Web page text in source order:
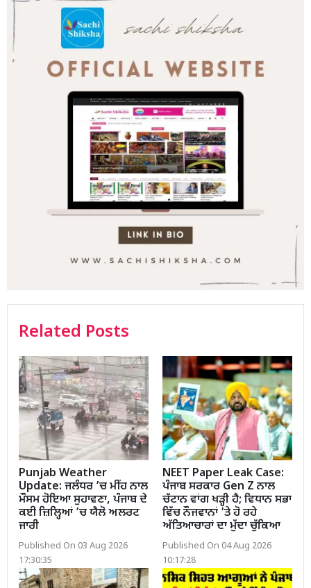
Related Posts
Punjab Weather
Update: ਜਲੰਧਰ ’ਚ ਮੀਂਹ ਨਾਲ
ਮੌਸਮ ਹੋਇਆ ਸੁਹਾਵਣਾ, ਪੰਜਾਬ ਦੇ
ਕਈ ਜ਼ਿਲ੍ਹਿਆਂ ’ਚ ਯੈਲੋ ਅਲਰਟ
ਜਾਰੀ
Published On 03 Aug 2026
17:30:35
NEET Paper Leak Case:
ਪੰਜਾਬ ਸਰਕਾਰ Gen Z ਨਾਲ
ਚੱਟਾਨ ਵਾਂਗ ਖੜ੍ਹੀ ਹੈ; ਵਿਧਾਨ ਸਭਾ
ਵਿੱਚ ਨੌਜਵਾਨਾਂ 'ਤੇ ਹੋ ਰਹੇ
ਅੱਤਿਆਚਾਰਾਂ ਦਾ ਮੁੱਦਾ ਚੁੱਕਿਆ
Published On 04 Aug 2026
10:17:28